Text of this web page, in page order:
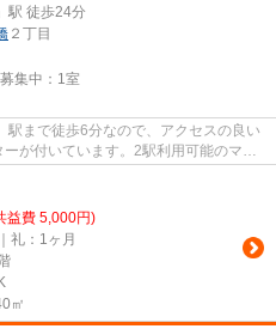
」駅 徒歩24分
２丁目
集中： 1室
駅まで徒歩6分なので、アクセスの良い
が付いています。2駅利用可能のマン
益費 5,000円)
礼：1ヶ月
㎡